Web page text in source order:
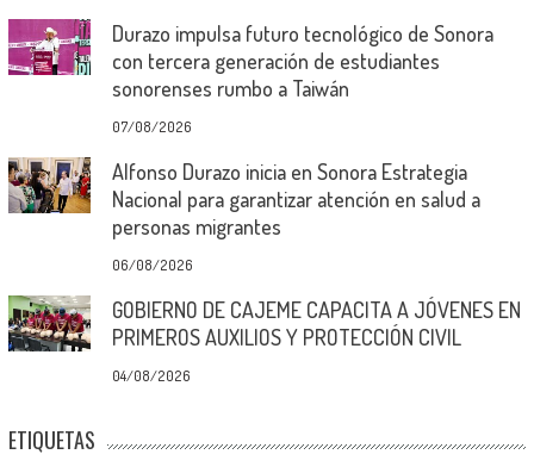
Durazo impulsa futuro tecnológico de Sonora
con tercera generación de estudiantes
sonorenses rumbo a Taiwán
07/08/2026
Alfonso Durazo inicia en Sonora Estrategia
Nacional para garantizar atención en salud a
personas migrantes
06/08/2026
GOBIERNO DE CAJEME CAPACITA A JÓVENES EN
PRIMEROS AUXILIOS Y PROTECCIÓN CIVIL
04/08/2026
ETIQUETAS